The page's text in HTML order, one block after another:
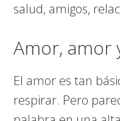
salud, amigos,
Amor, amor
El amor es tan
respirar. Pero